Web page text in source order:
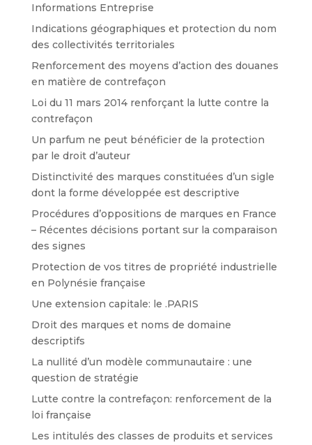
Informations Entreprise
Indications géographiques et protection du nom
des collectivités territoriales
Renforcement des moyens d’action des douanes
en matière de contrefaçon
Loi du 11 mars 2014 renforçant la lutte contre la
contrefaçon
Un parfum ne peut bénéficier de la protection
par le droit d’auteur
Distinctivité des marques constituées d’un sigle
dont la forme développée est descriptive
Procédures d’oppositions de marques en France
– Récentes décisions portant sur la comparaison
des signes
Protection de vos titres de propriété industrielle
en Polynésie française
Une extension capitale: le .PARIS
Droit des marques et noms de domaine
descriptifs
La nullité d’un modèle communautaire : une
question de stratégie
Lutte contre la contrefaçon: renforcement de la
loi française
Les intitulés des classes de produits et services